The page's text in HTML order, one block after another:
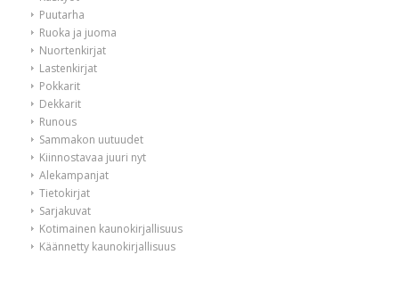
Puutarha
Ruoka ja juoma
Nuortenkirjat
Lastenkirjat
Pokkarit
Dekkarit
Runous
Sammakon uutuudet
Kiinnostavaa juuri nyt
Alekampanjat
Tietokirjat
Sarjakuvat
Kotimainen kaunokirjallisuus
Käännetty kaunokirjallisuus